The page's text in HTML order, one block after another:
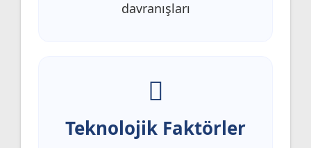
davranışları
Teknolojik Faktörler